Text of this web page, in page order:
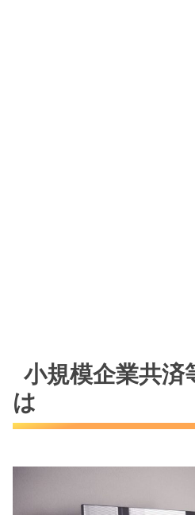
小規模企業共済
は